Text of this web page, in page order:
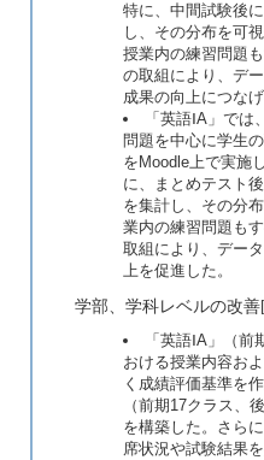
特に、中間試験後
し、その分布を可
授業内の練習問題
の取組により、デ
成果の向上につな
「英語ⅠA」で
問題を中心に学生
をMoodle上で実施
に、まとめテスト
を集計し、その分
業内の練習問題も
取組により、デー
上を促進した。
学部、学科レベルの改
「英語ⅠA」（
おける授業内容お
く成績評価基準を
（前期17クラス、
を構築した。さら
席状況や試験結果